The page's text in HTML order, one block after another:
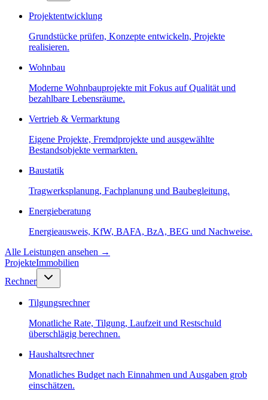
Projektentwicklung
Grundstücke prüfen, Konzepte entwickeln, Projekte
realisieren.
Wohnbau
Moderne Wohnbauprojekte mit Fokus auf Qualität und
bezahlbare Lebensräume.
Vertrieb & Vermarktung
Eigene Projekte, Fremdprojekte und ausgewählte
Bestandsobjekte vermarkten.
Baustatik
Tragwerksplanung, Fachplanung und Baubegleitung.
Energieberatung
Energieausweis, KfW, BAFA, BzA, BEG und Nachweise.
Alle Leistungen ansehen →
ProjekteImmobilien
Rechner
Tilgungsrechner
Monatliche Rate, Tilgung, Laufzeit und Restschuld
überschlägig berechnen.
Haushaltsrechner
Monatliches Budget nach Einnahmen und Ausgaben grob
einschätzen.